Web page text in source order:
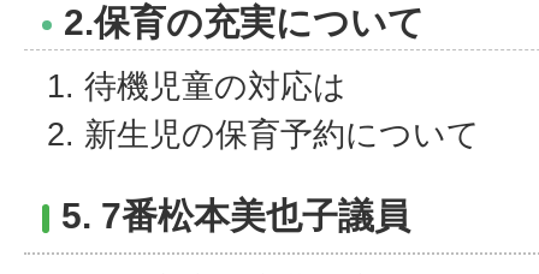
2.保育の充実について
待機児童の対応は
新生児の保育予約について
5. 7番松本美也子議員